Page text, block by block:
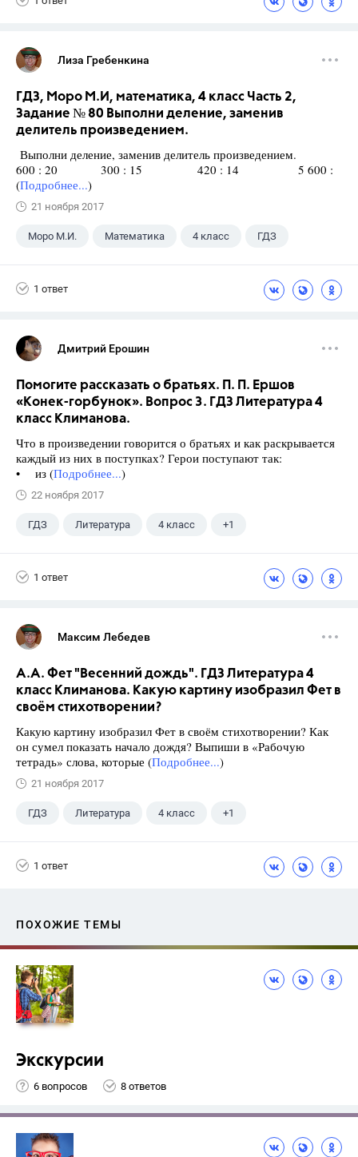
Лиза Гребенкина
ГДЗ, Моро М.И, математика, 4 класс Часть 2,
Задание № 80 Выполни деление, заменив
делитель произведением.
Выполни деление, заменив делитель произведением.
600 : 20 300 : 15 420 : 14 5 600 :
(Подробнее...)
21 ноября 2017
Моро М.И. Математика 4 класс ГДЗ
1 ответ
Дмитрий Ерошин
Помогите рассказать о братьях. П. П. Ершов
«Конек-горбунок». Вопрос 3. ГДЗ Литература 4
класс Климанова.
Что в произведении говорится о братьях и как раскрывается
каждый из них в поступках? Герои поступают так:
• из (Подробнее...)
22 ноября 2017
ГДЗ Литература 4 класс +1
1 ответ
Максим Лебедев
А.А. Фет "Весенний дождь". ГДЗ Литература 4
класс Климанова. Какую картину изобразил Фет в
своём стихотворении?
Какую картину изобразил Фет в своём стихотворении? Как
он сумел показать начало дождя? Выпиши в «Рабочую
тетрадь» слова, которые (Подробнее...)
21 ноября 2017
ГДЗ Литература 4 класс +1
1 ответ
ПОХОЖИЕ ТЕМЫ
Экскурсии
6 вопросов 8 ответов